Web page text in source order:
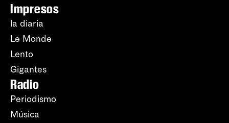
Impresos
la diaria
Le Monde
Lento
Gigantes
Radio
Periodismo
Música